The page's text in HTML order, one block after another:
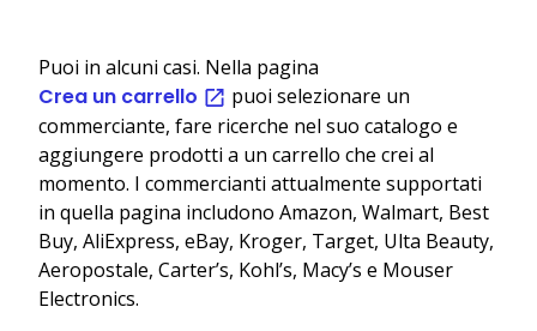
Puoi in alcuni casi. Nella pagina
Crea un carrello
puoi selezionare un
commerciante, fare ricerche nel suo catalogo e
aggiungere prodotti a un carrello che crei al
momento. I commercianti attualmente supportati
in quella pagina includono Amazon, Walmart, Best
Buy, AliExpress, eBay, Kroger, Target, Ulta Beauty,
Aeropostale, Carter’s, Kohl’s, Macy’s e Mouser
Electronics.